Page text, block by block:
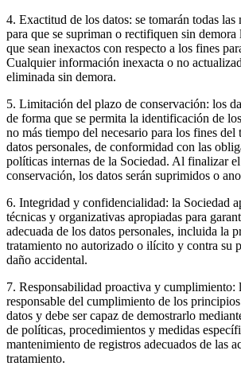
4. Exactitud de los datos: se tomarán todas las
para que se supriman o rectifiquen sin demora
que sean inexactos con respecto a los fines
Cualquier información inexacta o no
eliminada sin demora.
5. Limitación del plazo de conservación: los
de forma que se permita la identificación de
no más tiempo del necesario para los fines del
datos personales, de conformidad con las
políticas internas de la Sociedad. Al finalizar
conservación, los datos serán suprimidos o
6. Integridad y confidencialidad: la Sociedad
técnicas y organizativas apropiadas para
adecuada de los datos personales, incluida la
tratamiento no autorizado o ilícito y contra su
daño accidental.
7. Responsabilidad proactiva y cumplimiento:
responsable del cumplimiento de los
datos y debe ser capaz de demostrarlo
de políticas, procedimientos y medidas
mantenimiento de registros adecuados de las
tratamiento.